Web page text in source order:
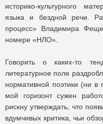
историко-культурного
языка и бездной речи.
процесс» Владимира
номере «НЛО».
Говорить о каких-то
литературное поле
нормативной поэтики (ни в
мой горизонт сужен
рискну утверждать, что
вдумчивых критика, чьи